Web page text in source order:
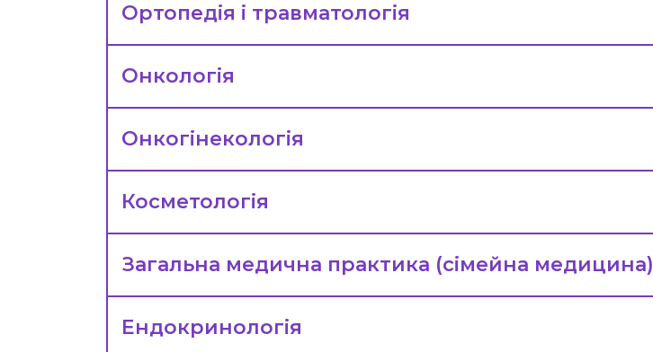
Ортопедія і травматологія
Онкологія
Онкогінекологія
Косметологія
Загальна медична практика (сімейна медицина)
Ендокринологія